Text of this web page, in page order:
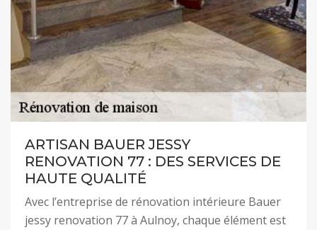
ARTISAN BAUER JESSY
RENOVATION 77 : DES SERVICES DE
HAUTE QUALITÉ
Avec l’entreprise de rénovation intérieure Bauer
jessy renovation 77 à Aulnoy, chaque élément est